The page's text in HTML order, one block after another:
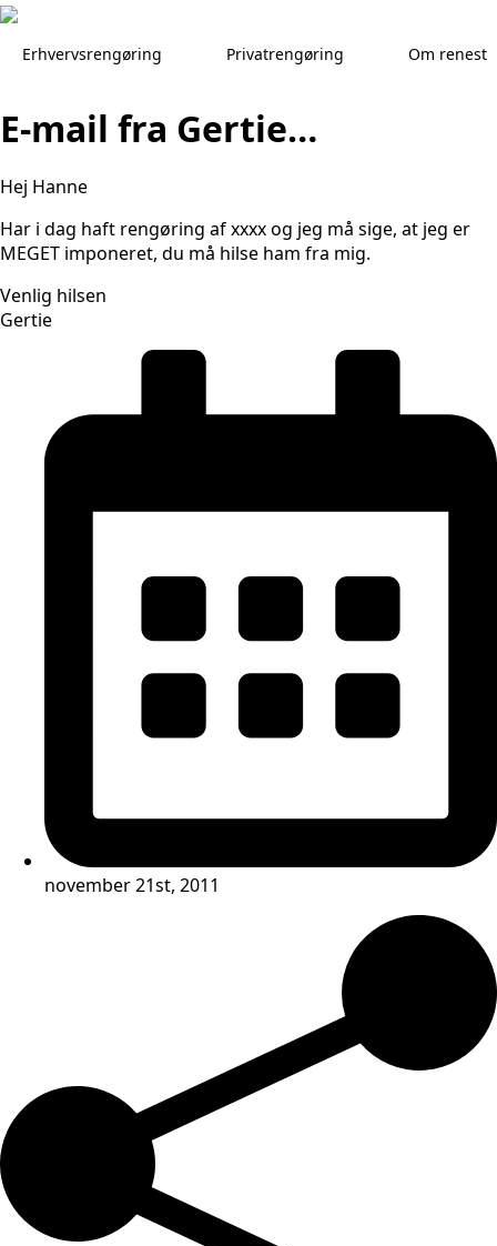
Skip
to
Erhvervsrengøring Privatrengøring Om renest
E-mail fra Gertie…
Hej Hanne
Har i dag haft rengøring af xxxx og jeg må sige, at jeg er
MEGET imponeret, du må hilse ham fra mig.
Venlig hilsen
Gertie
november 21st, 2011